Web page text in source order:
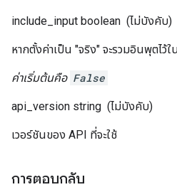
include_input boolean (ไม่บังคับ)
หากตั้งค่าเป็น "จริง" จะรวมอินพุตไว้
ค่าเริ่มต้นคือ False
api_version string (ไม่บังคับ)
เวอร์ชันของ API ที่จะใช้
การตอบกลับ